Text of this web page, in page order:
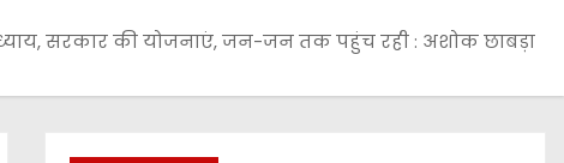
सरकार की योजनाएं, जन-जन तक पहुंच रही : अशोक छाबड़ा